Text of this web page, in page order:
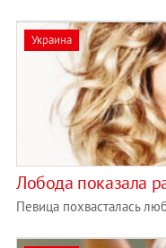
Украина
Лобода показала
Певица похвасталась